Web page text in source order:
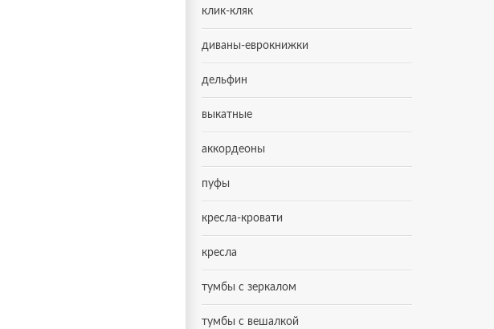
клик-кляк
диваны-еврокнижки
дельфин
выкатные
аккордеоны
пуфы
кресла-кровати
кресла
тумбы с зеркалом
тумбы с вешалкой